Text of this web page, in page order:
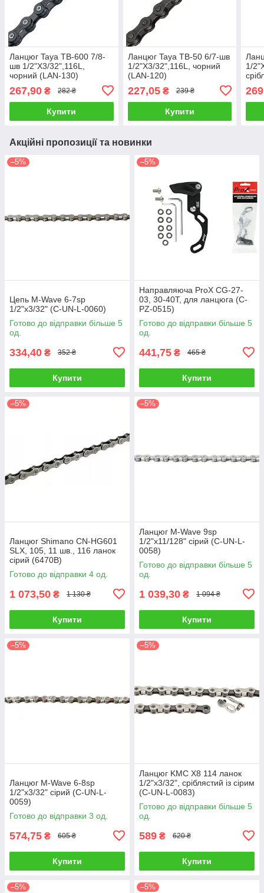
Ланцюг Taya TB-600 7/8-
шв 1/2"X3/32",116L,
чорний (LAN-130)
267,90 ₴ 282 ₴
Купити
Ланцюг Taya TB-50 6/7-шв
1/2"X3/32",116L, чорний
(LAN-120)
227,05₴ 239 ₴
Купити
1/
Акційні пропозиції та новинки
–5%
Цепь M-Wave 6-7sp
1/2"x3/32" (C-UN-L-0060)
Готово до відправки більше 5
од.
334,40 ₴ 352 ₴
Купити
–5%
Направляюча ProX CG-27-
03, 30-40T, для ланцюга (C-
PZ-0515)
Готово до відправки більше 5
од.
441,75 ₴ 465 ₴
Купити
–5%
Ланцюг Shimano CN-HG601
SLX, 105, 11 шв., 116 ланок
сірий (6470B)
Готово до відправки 4 од.
1 073,50 ₴ 1 130 ₴
Купити
–5%
Ланцюг M-Wave 9sp
1/2"x11/128" сірий (C-UN-L-
0058)
Готово до відправки більше 5
од.
1 039,30 ₴ 1 094 ₴
Купити
–5%
Ланцюг M-Wave 6-8sp
1/2"x3/32" сірий (C-UN-L-
0059)
Готово до відправки 3 од.
574,75 ₴ 605 ₴
Купити
–5%
Ланцюг KMC X8 114 ланок
1/2"x3/32", сріблястий із сірим
(C-UN-L-0083)
Готово до відправки більше 5
од.
589 ₴ 620 ₴
Купити
–5% –5%